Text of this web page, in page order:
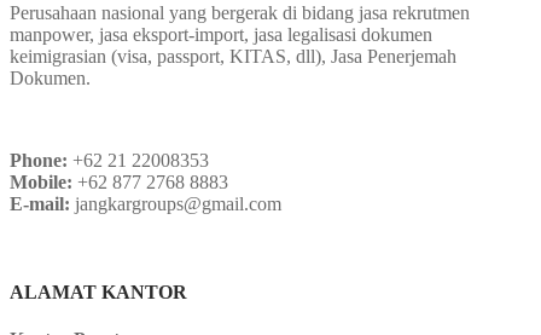
Perusahaan nasional yang bergerak di bidang jasa rekrutmen
manpower, jasa eksport-import, jasa legalisasi dokumen
keimigrasian (visa, passport, KITAS, dll), Jasa Penerjemah
Dokumen.
Phone: +62 21 22008353
Mobile: +62 877 2768 8883
E-mail: jangkargroups@gmail.com
ALAMAT KANTOR